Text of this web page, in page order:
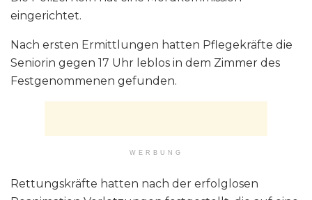
eingerichtet.
Nach ersten Ermittlungen hatten Pflegekräfte die
Seniorin gegen 17 Uhr leblos in dem Zimmer des
Festgenommenen gefunden.
WERBUNG
Rettungskräfte hatten nach der erfolglosen